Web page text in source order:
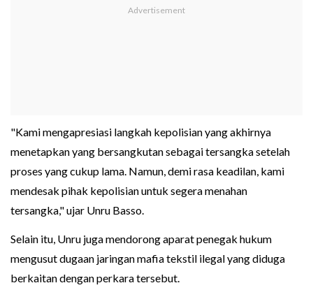
"Kami mengapresiasi langkah kepolisian yang akhirnya
menetapkan yang bersangkutan sebagai tersangka setelah
proses yang cukup lama. Namun, demi rasa keadilan, kami
mendesak pihak kepolisian untuk segera menahan
tersangka," ujar Unru Basso.
Selain itu, Unru juga mendorong aparat penegak hukum
mengusut dugaan jaringan mafia tekstil ilegal yang diduga
berkaitan dengan perkara tersebut.